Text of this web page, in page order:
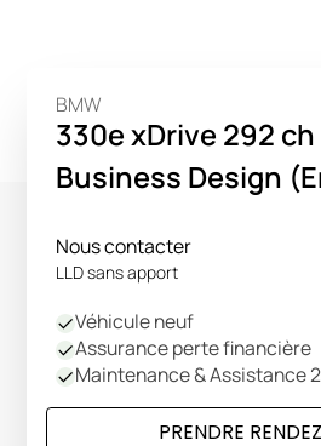
BMW
330e xDrive 292
Business Design
Nous contacter
LLD sans apport
Véhicule neuf
Assurance perte financière
Maintenance & Assistance
PRENDRE